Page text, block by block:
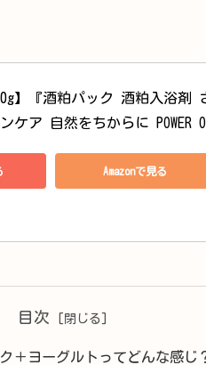
】『酒粕パック 酒粕入浴
ア 自然をちからに POWER OF
Amazonで見る
目次
＋ヨーグルトってどんな感じ